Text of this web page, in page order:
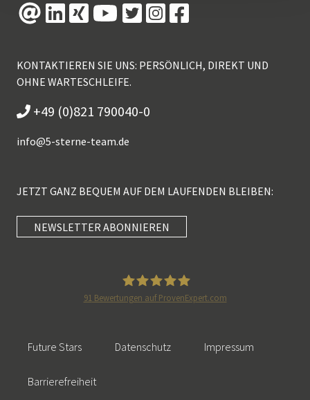
KONTAKTIEREN SIE UNS: PERSÖNLICH, DIREKT UND
OHNE WARTESCHLEIFE.
+49 (0)821 790040-0
info@5-sterne-team.de
JETZT GANZ BEQUEM AUF DEM LAUFENDEN BLEIBEN:
NEWSLETTER ABONNIEREN
91 Bewertungen auf ProvenExpert.com
Future Stars Datenschutz Impressum
Barrierefreiheit